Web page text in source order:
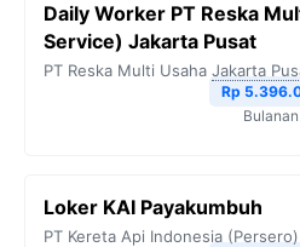
o
o
e
r
r
a
A
i
n
k
Daily Worker PT Reska
Service) Jakarta Pusat
PT Reska Multi Usaha Jakarta
Rp
Bulanan
Loker KAI Payakumbuh
PT Kereta Api Indonesia (Persero)